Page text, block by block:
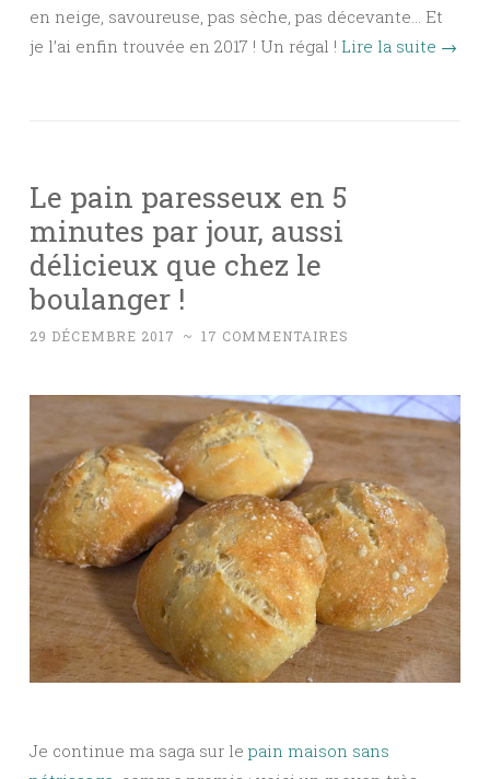
en neige, savoureuse, pas sèche, pas décevante… Et
je l’ai enfin trouvée en 2017 ! Un régal ! Lire la suite →
Le pain paresseux en 5
minutes par jour, aussi
délicieux que chez le
boulanger !
29 DÉCEMBRE 2017 ~ 17 COMMENTAIRES
Je continue ma saga sur le pain maison sans